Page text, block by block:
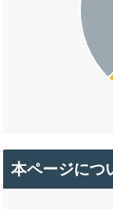
本ページにつ